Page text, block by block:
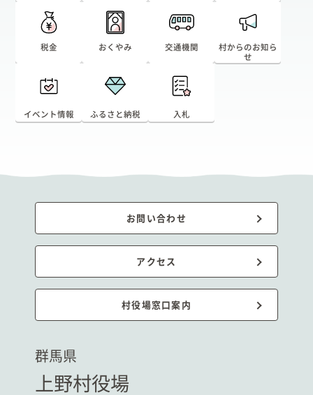
税金 おくやみ 交通機関
村からのお知ら
せ
イベント情報 ふるさと納税 入札
お問い合わせ
アクセス
村役場窓口案内
群馬県
上野村役場